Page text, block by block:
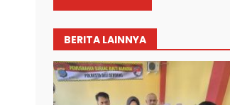
BERITA LAINNYA